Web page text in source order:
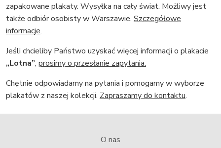
zapakowane plakaty. Wysyłka na cały świat. Możliwy jest
także odbiór osobisty w Warszawie. Szczegółowe
informacje.
Jeśli chcieliby Państwo uzyskać więcej informacji o plakacie
„Lotna”, prosimy o przesłanie zapytania.
Chętnie odpowiadamy na pytania i pomogamy w wyborze
plakatów z naszej kolekcji. Zapraszamy do kontaktu.
O nas